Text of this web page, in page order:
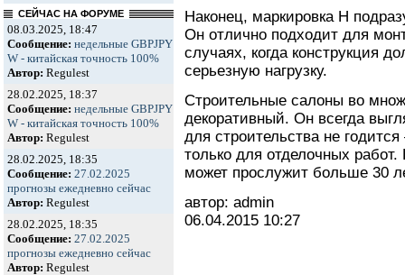
СЕЙЧАС НА ФОРУМЕ
08.03.2025, 18:47
Сообщение: недельные GBPJPY
W - китайская точность 100%
Автор: Regulest
28.02.2025, 18:37
Сообщение: недельные GBPJPY
W - китайская точность 100%
Автор: Regulest
28.02.2025, 18:35
Сообщение: 27.02.2025
прогнозы ежедневно сейчас
Автор: Regulest
28.02.2025, 18:35
Сообщение: 27.02.2025
прогнозы ежедневно сейчас
Автор: Regulest
Наконец, маркировка Н
Он отлично подходит для
случаях, когда конструкция
серьезную нагрузку.
Строительные салоны во
декоративный. Он всегда
для строительства не
только для отделочных
может прослужит больше 30
автор: admin
06.04.2015 10:27